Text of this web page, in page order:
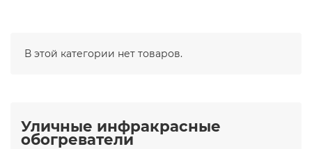
В этой категории нет товаров.
Уличные инфракрасные
обогреватели